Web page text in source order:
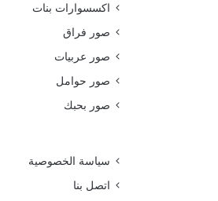
اكسسوارات بنات
صور فراق
صور عربيات
صور حوامل
صور بحبك
سياسة الخصوصية
اتصل بنا